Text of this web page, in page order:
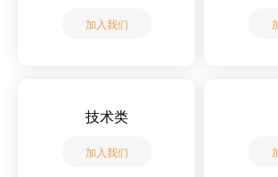
加入我们
技术类
加入我们